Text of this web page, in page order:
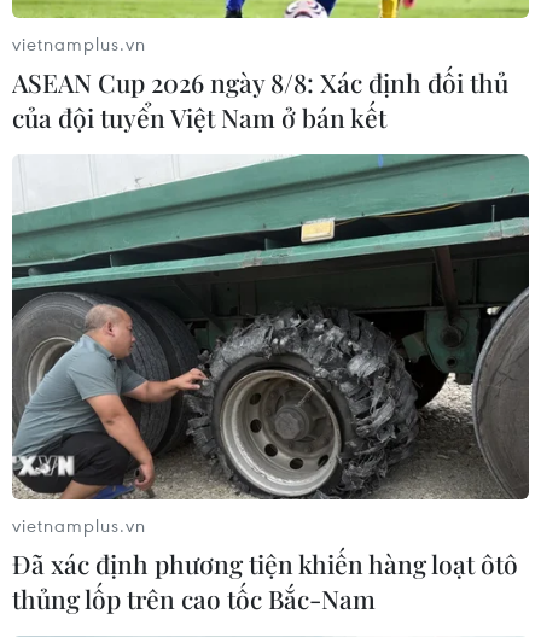
vietnamplus.vn
ASEAN Cup 2026 ngày 8/8: Xác định đối thủ
của đội tuyển Việt Nam ở bán kết
vietnamplus.vn
Đã xác định phương tiện khiến hàng loạt ôtô
thủng lốp trên cao tốc Bắc-Nam